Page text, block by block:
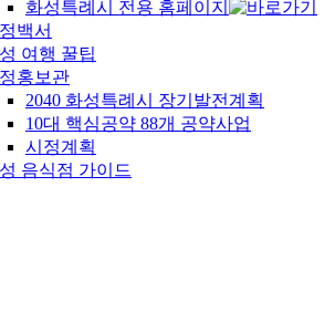
화성특례시 전용 홈페이지
백서
여행 꿀팁
홍보관
2040 화성특례시 장기발전계획
10대 핵심공약 88개 공약사업
시정계획
음식점 가이드